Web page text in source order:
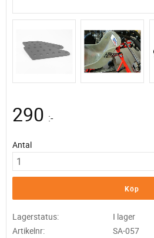
290 :-
Antal
Köp
Lagerstatus
I lager
Artikelnr
SA-057